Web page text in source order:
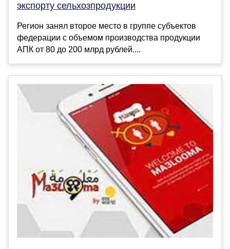
экспорту сельхозпродукции
Регион занял второе место в группе субъектов
федерации с объемом производства продукции
АПК от 80 до 200 млрд рублей....